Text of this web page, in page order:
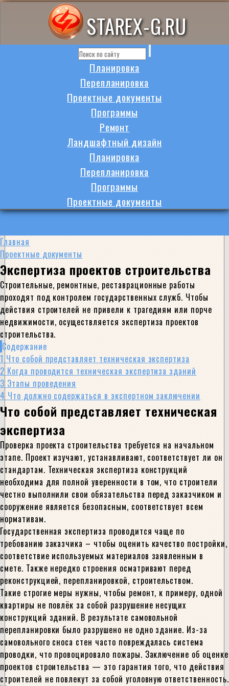
STAREX-G.RU
Планировка
Перепланировка
Проектные документы
Программы
Ремонт
Ландшафтный дизайн
Планировка
Перепланировка
Программы
Проектные документы
Главная
Проектные документы
Экспертиза проектов строительства
Строительные, ремонтные, реставрационные работы
проходят под контролем государственных служб. Чтобы
действия строителей не привели к трагедиям или порче
недвижимости, осуществляется экспертиза проектов
строительства.
Содержание
1 Что собой представляет техническая экспертиза
2 Когда проводится техническая экспертиза зданий
3 Этапы проведения
4 Что должно содержаться в экспертном заключении
Что собой представляет техническая
экспертиза
Проверка проекта строительства требуется на начальном
этапе. Проект изучают, устанавливают, соответствует ли он
стандартам. Техническая экспертиза конструкций
необходима для полной уверенности в том, что строители
честно выполнили свои обязательства перед заказчиком и
сооружение является безопасным, соответствует всем
нормативам.
Государственная экспертиза проводится чаще по
требованию заказчика – чтобы оценить качество постройки,
соответствие используемых материалов заявленным в
смете. Также нередко строения осматривают перед
реконструкцией, перепланировкой, строительством.
Такие строгие меры нужны, чтобы ремонт, к примеру, одной
квартиры не повлёк за собой разрушение несущих
конструкций зданий. В результате самовольной
перепланировки было разрушено не одно здание. Из-за
самовольного сноса стен часто повреждалась система
проводки, что провоцировало пожары. Заключение об оценке
проектов строительства — это гарантия того, что действия
строителей не повлекут за собой уголовную ответственность.